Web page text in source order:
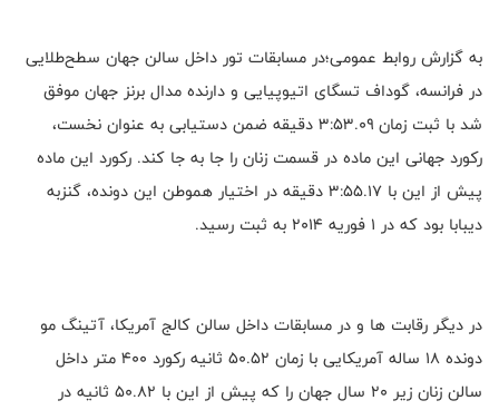
به گزارش روابط عمومی؛در مسابقات تور داخل سالن جهان سطح‌طلایی
در فرانسه، گوداف تسگای اتیوپیایی و دارنده مدال برنز جهان موفق
شد با ثبت زمان ۳:۵۳.۰۹ دقیقه ضمن دستیابی به عنوان نخست،
رکورد جهانی این ماده در قسمت زنان را جا به جا کند. رکورد این ماده
پیش از این با ۳:۵۵.۱۷ دقیقه در اختیار هموطن این دونده، گنزبه
دیبابا بود که در ۱ فوریه ۲۰۱۴ به ثبت رسید.
در دیگر رقابت ها و در مسابقات داخل سالن کالج آمریکا، آتینگ‌ مو
دونده ۱۸ ساله آمریکایی با زمان ۵۰.۵۲ ثانیه رکورد ۴۰۰ متر داخل
سالن زنان زیر ۲۰ سال جهان را که پیش از این با ۵۰.۸۲ ثانیه در